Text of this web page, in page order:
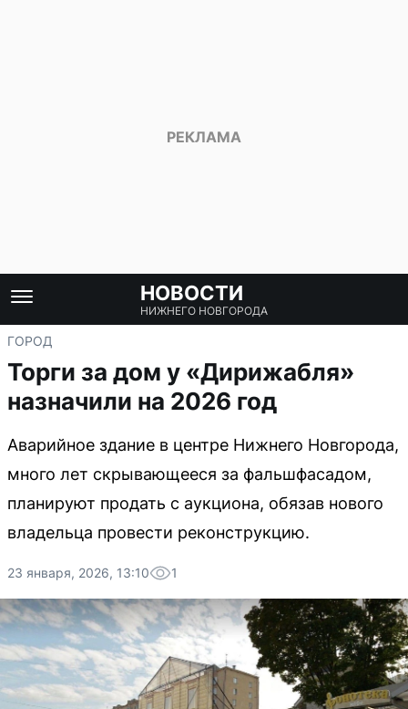
НОВОСТИ
НИЖНЕГО НОВГОРОДА
ГОРОД
Торги за дом у «Дирижабля»
назначили на 2026 год
Аварийное здание в центре Нижнего Новгорода,
много лет скрывающееся за фальшфасадом,
планируют продать с аукциона, обязав нового
владельца провести реконструкцию.
23 января, 2026, 13:10 1